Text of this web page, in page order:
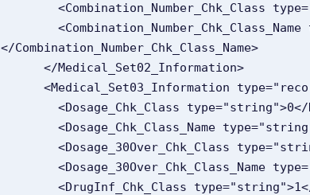
<Combination_Number_Chk_Class
</Combination_Number_Chk_Class_Name>
      </Medical_Set02_Information>
<Medical_Set03_Information
<Dosage_Chk_Class
<Dosage_Chk_Class_Name
<Dosage_30Over_Chk_Class
<Dosage_30Over_Chk_Class_Name
<DrugInf_Chk_Class